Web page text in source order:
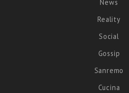
News
Reality
Social
Gossip
Sanremo
Cucina